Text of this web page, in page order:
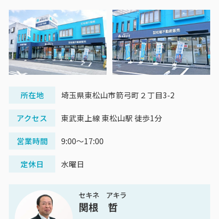
所在地 埼玉県東松山市箭弓町２丁目3-2
アクセス 東武東上線 東松山駅 徒歩1分
営業時間 9:00～17:00
定休日 水曜日
セキネ アキラ
関根 哲